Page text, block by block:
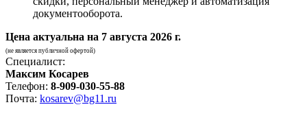
документооборота.
Цена актуальна на 7 августа 2026 г.
(не является публичной офертой)
Специалист:
Максим Косарев
Телефон: 8-909-030-55-88
Почта: kosarev@bg11.ru